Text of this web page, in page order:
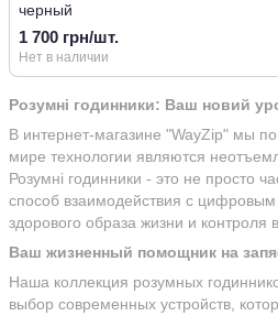
черный
1 700 грн/шт.
Нет в наличии
Розумні годинники: Ваш новий
В интернет-магазине "WayZip" мы
мире технологии являются
Розумні годинники - это не просто
способ взаимодействия с
здорового образа жизни и контроля
Ваш жизненный помощник на
Наша коллекция розумных
выбор современных устройств,